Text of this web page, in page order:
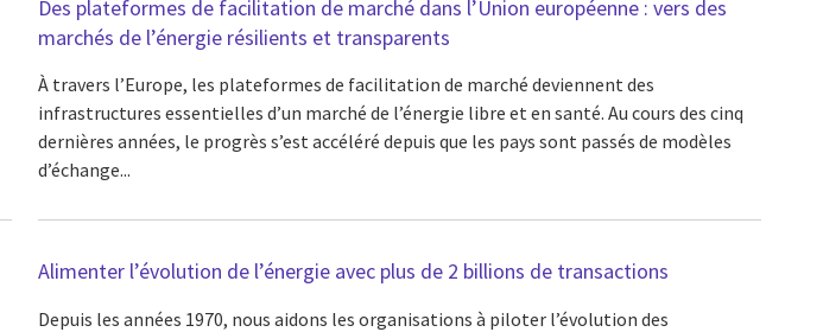
Des plateformes de facilitation de marché dans l’Union européenne : vers des
marchés de l’énergie résilients et transparents
À travers l’Europe, les plateformes de facilitation de marché deviennent des
infrastructures essentielles d’un marché de l’énergie libre et en santé. Au cours des cinq
dernières années, le progrès s’est accéléré depuis que les pays sont passés de modèles
d’échange...
Alimenter l’évolution de l’énergie avec plus de 2 billions de transactions
Depuis les années 1970, nous aidons les organisations à piloter l’évolution des